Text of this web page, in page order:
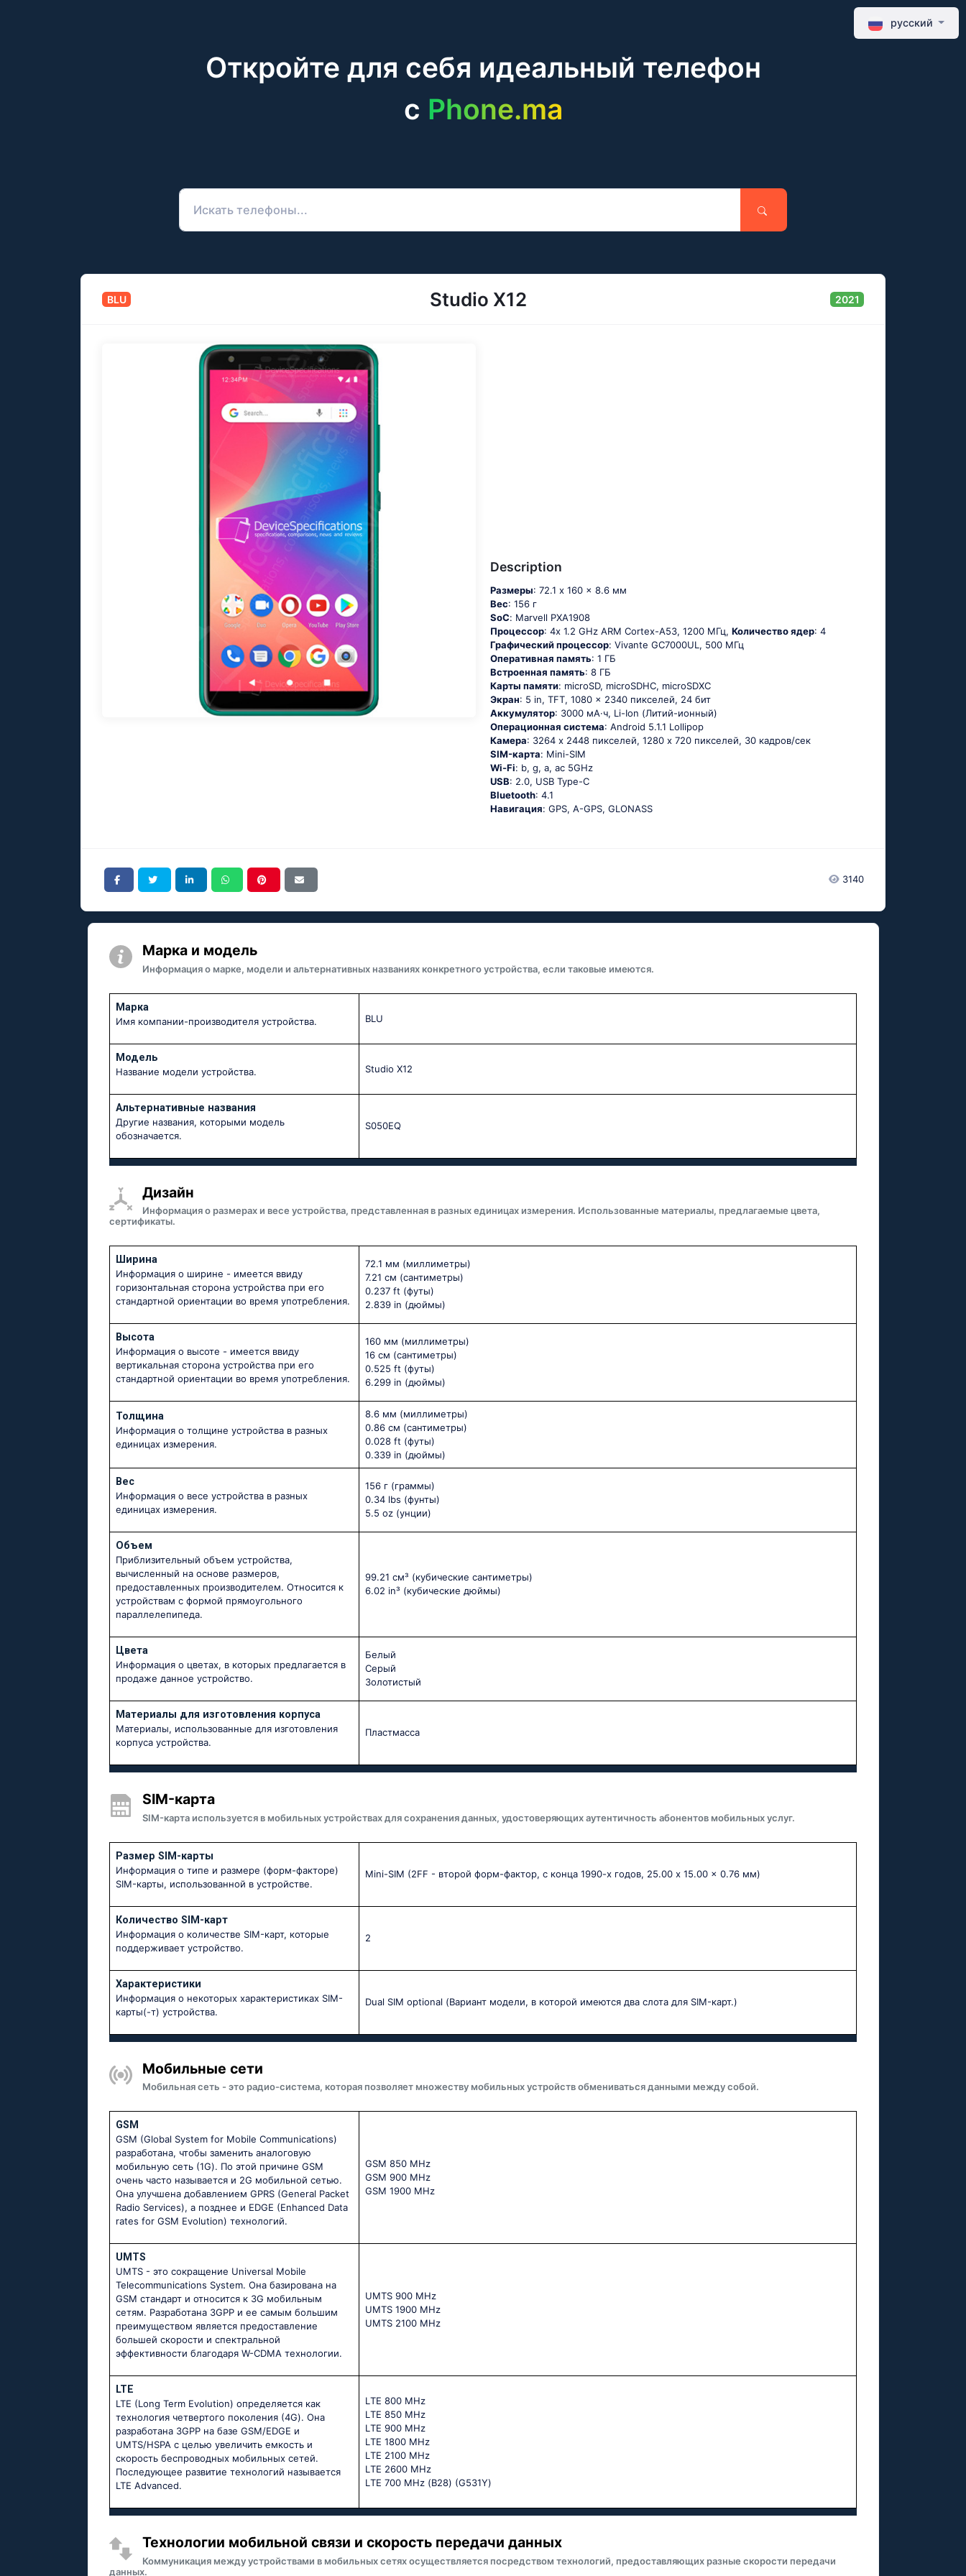
Откройте для себя идеальный телефон
c Phone.ma
русский
BLU Studio X12 2021
Description
Размеры: 72.1 x 160 x 8.6 мм
Вес: 156 г
SoC: Маrvеll РХА1908
Процессор: 4х 1.2 GНz АRМ Соrtех-А53, 1200 МГц, Количество ядер: 4
Графический процессор: Vivante GC7000UL, 500 МГц
Оперативная память: 1 ГБ
Встроенная память: 8 ГБ
Карты памяти: microSD, microSDHC, microSDXC
Экран: 5 in, TFT, 1080 x 2340 пикселей, 24 бит
Аккумулятор: 3000 мА·ч, Li-Ion (Литий-ионный)
Oперационная система: Аndrоid 5.1.1 Lоlliрор
Камера: 3264 x 2448 пикселей, 1280 x 720 пикселей, 30 кадров/сек
SIM-карта: Mini-SIM
Wi-Fi: b, g, а, ас 5GНz
USB: 2.0, USB Type-C
Bluetooth: 4.1
Навигация: GРS, А-GРS, GLОΝАSS
3140
Марка и модель
Информация о марке, модели и альтернативных названиях конкретного устройства, если таковые имеются.
Марка
Имя компании-производителя устройства.
BLU
Модель
Название модели устройства.
Studio X12
Альтернативные названия
Другие названия, которыми модель
обозначается.
S050EQ
Дизайн
Информация о размерах и весе устройства, представленная в разных единицах измерения. Использованные материалы, предлагаемые цвета,
сертификаты.
Ширина
Информация о ширине - имеется ввиду
горизонтальная сторона устройства при его
стандартной ориентации во время употребления.
72.1 мм (миллиметры)
7.21 см (сантиметры)
0.237 ft (футы)
2.839 in (дюймы)
Высота
Информация о высоте - имеется ввиду
вертикальная сторона устройства при его
стандартной ориентации во время употребления.
160 мм (миллиметры)
16 см (сантиметры)
0.525 ft (футы)
6.299 in (дюймы)
Толщина
Информация о толщине устройства в разных
единицах измерения.
8.6 мм (миллиметры)
0.86 см (сантиметры)
0.028 ft (футы)
0.339 in (дюймы)
Вес
Информация о весе устройства в разных
единицах измерения.
156 г (граммы)
0.34 lbs (фунты)
5.5 oz (унции)
Объем
Приблизительный объем устройства,
вычисленный на основе размеров,
предоставленных производителем. Относится к
устройствам с формой прямоугольного
параллелепипеда.
99.21 см³ (кубические сантиметры)
6.02 in³ (кубические дюймы)
Цвета
Информация о цветах, в которых предлагается в
продаже данное устройство.
Белый
Серый
Золотистый
Материалы для изготовления корпуса
Материалы, использованные для изготовления
корпуса устройства.
Пластмасса
SIM-карта
SIM-карта используется в мобильных устройствах для сохранения данных, удостоверяющих аутентичность абонентов мобильных услуг.
Размер SIM-карты
Информация о типе и размере (форм-факторе)
SIM-карты, использованной в устройстве.
Mini-SIM (2FF - второй форм-фактор, с конца 1990-х годов, 25.00 x 15.00 x 0.76 мм)
Количество SIM-карт
Информация о количестве SIM-карт, которые
поддерживает устройство.
2
Характеристики
Информация о некоторых характеристиках SIM-
карты(-т) устройства.
Dual SIM optional (Вариант модели, в которой имеются два слота для SIM-карт.)
Мобильные сети
Мобильная сеть - это радио-система, которая позволяет множеству мобильных устройств обмениваться данными между собой.
GSM
GSM (Global System for Mobile Communications)
разработана, чтобы заменить аналоговую
мобильную сеть (1G). По этой причине GSM
очень часто называется и 2G мобильной сетью.
Она улучшена добавлением GPRS (General Packet
Radio Services), а позднее и EDGE (Enhanced Data
rates for GSM Evolution) технологий.
GSМ 850 МНz
GSМ 900 МНz
GSМ 1900 МНz
UMTS
UMTS - это сокращение Universal Mobile
Telecommunications System. Она базирована на
GSM стандарт и относится к 3G мобильным
сетям. Разработана 3GPP и ее самым большим
преимуществом является предоставление
большей скорости и спектральной
эффективности благодаря W-CDMA технологии.
UМТS 900 МНz
UМТS 1900 МНz
UМТS 2100 МНz
LTE
LTE (Long Term Evolution) определяется как
технология четвертого поколения (4G). Она
разработана 3GPP на базе GSM/EDGE и
UMTS/HSPA с целью увеличить емкость и
скорость беспроводных мобильных сетей.
Последующее развитие технологий называется
LTE Advanced.
LТЕ 800 МНz
LТЕ 850 МНz
LТЕ 900 МНz
LТЕ 1800 МНz
LТЕ 2100 МНz
LТЕ 2600 МНz
LТЕ 700 МНz (В28) (G531Υ)
Технологии мобильной связи и скорость передачи данных
Коммуникация между устройствами в мобильных сетях осуществляется посредством технологий, предоставляющих разные скорости передачи
данных.